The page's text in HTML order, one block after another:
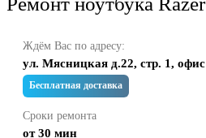
Ждём Вас по адресу:
ул. Мясницкая д.22, стр. 1,
Бесплатная доставка
Сроки ремонта
от 30 мин